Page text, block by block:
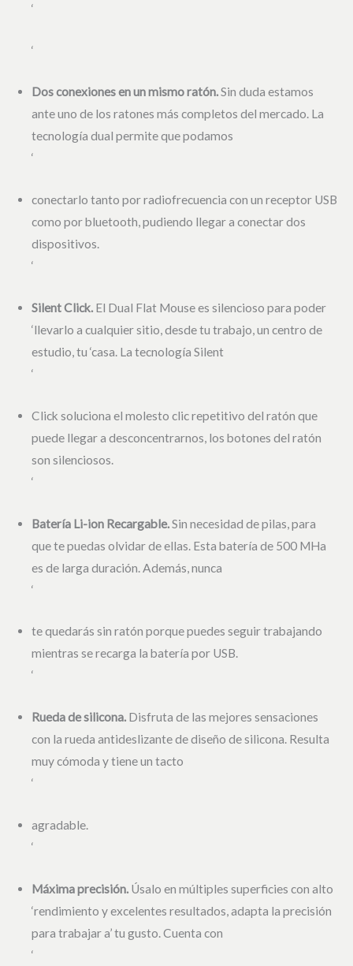
‘
‘
Dos conexiones en un mismo ratón.Sin duda estamos
ante uno de los ratones más completos del mercado. La
tecnología dual permite que podamos
‘
conectarlo tanto por radiofrecuencia con un receptor USB
como por bluetooth, pudiendo llegar a conectar dos
dispositivos.
‘
Silent Click. El Dual Flat Mouse es silencioso para poder
‘llevarlo a cualquier sitio, desde tu trabajo, un centro de
estudio, tu ‘casa. La tecnología Silent
‘
Click soluciona el molesto clic repetitivo del ratón que
puede llegar a desconcentrarnos, los botones del ratón
son silenciosos.
‘
Batería Li-ion Recargable.Sin necesidad de pilas, para
que te puedas olvidar de ellas. Esta batería de 500 MHa
es de larga duración. Además, nunca
‘
te quedarás sin ratón porque puedes seguir trabajando
mientras se recarga la batería por USB.
‘
Rueda de silicona. Disfruta de las mejores sensaciones
con la rueda antideslizante de diseño de silicona. Resulta
muy cómoda y tiene un tacto
‘
agradable.
‘
Máxima precisión. Úsalo en múltiples superficies con alto
‘rendimiento y excelentes resultados, adapta la precisión
para trabajar a’ tu gusto. Cuenta con
‘